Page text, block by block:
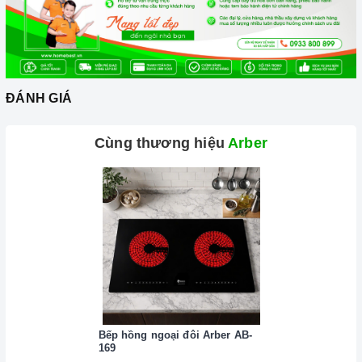
thép không gỉ, gang, gang tráng men hoặc các vật liệu từ
tính.
Các vật liệu không hoạt động trên mặtbếp từ: thủy tinh,
đồng, nhôm, trừ khi đáy nồi có đặc tính từ tính (hút được
nam châm).
chất liệu khác nhau.
Cần chọn đáy nồi nhẵn và bằng phẳng, tránh những loại có
rãnh hoặc nồi đáy lõm.
Không sử dụng dụng cụ nấu ăn mỏng hoặc chất lượng thấp,
vì sẽ tạo ra rất nhiều tiếng ồn trong khi nấu, đồng thời dễ ảnh
hưởng không tốt đến bếp.
Nên chọn nồi có đường kính đáy phù hợp với vùng nấu,
không nhỏ quá cũng không to quá. Đường kính nồi thông
thường khoảng từ 10-35cm.
ĐÁNH GIÁ
Cùng thương hiệuArber
Bếp hồng ngoại đôi Arber AB-
169